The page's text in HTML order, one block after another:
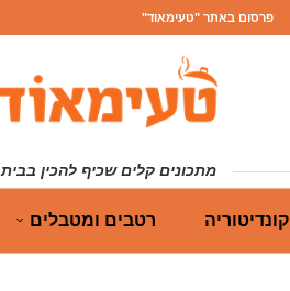
פרסום באתר "טעימאוד"
מתכונים קלים שכיף להכין בבית
קונדיטוריה רטבים ומטבלים